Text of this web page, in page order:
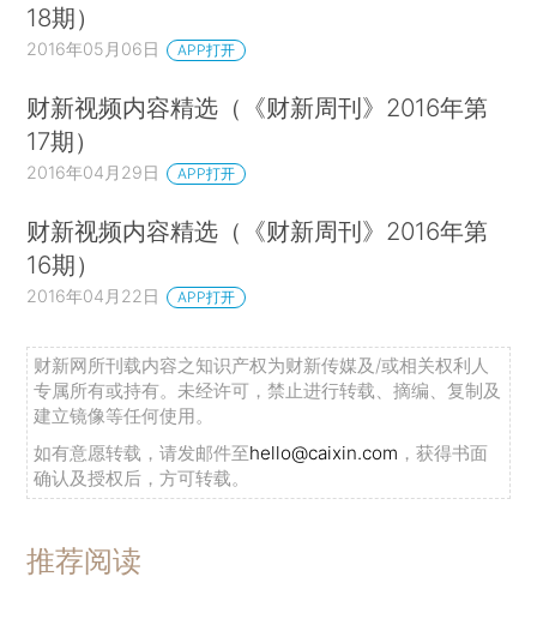
18期）
2016年05月06日 APP打开
财新视频内容精选（《财新周刊》2016年第
17期）
2016年04月29日 APP打开
财新视频内容精选（《财新周刊》2016年第
16期）
2016年04月22日 APP打开
财新网所刊载内容之知识产权为财新传媒及/或相关权利人
专属所有或持有。未经许可，禁止进行转载、摘编、复制及
建立镜像等任何使用。
如有意愿转载，请发邮件至hello@caixin.com ，获得书面
确认及授权后，方可转载。
推荐阅读